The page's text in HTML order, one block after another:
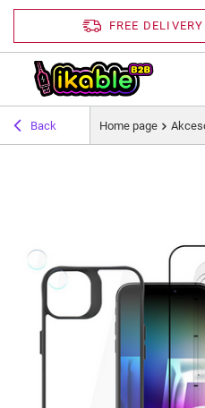
FREE DELIVERY
Back Home page